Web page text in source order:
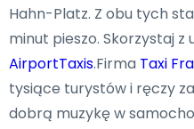
Hahn-Platz. Z obu tych
minut pieszo. Skorzystaj z
AirportTaxis.Firma Taxi
tysiące turystów i ręczy
dobrą muzykę w